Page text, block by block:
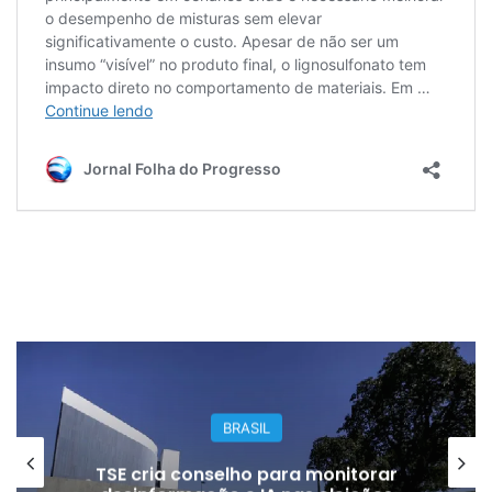
BRASIL
TSE cria conselho para monitorar